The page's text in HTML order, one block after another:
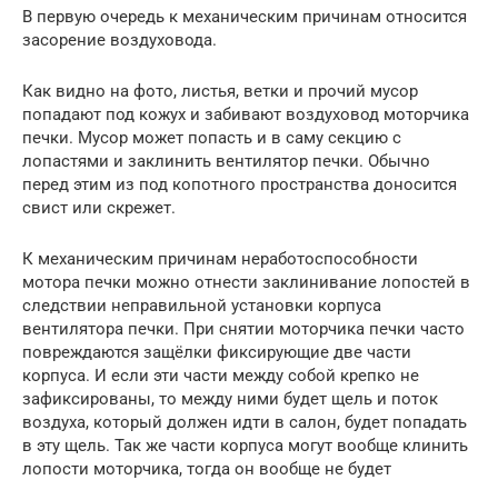
В первую очередь к механическим причинам относится
засорение воздуховода.
Как видно на фото, листья, ветки и прочий мусор
попадают под кожух и забивают воздуховод моторчика
печки. Мусор может попасть и в саму секцию с
лопастями и заклинить вентилятор печки. Обычно
перед этим из под копотного пространства доносится
свист или скрежет.
К механическим причинам неработоспособности
мотора печки можно отнести заклинивание лопостей в
следствии неправильной установки корпуса
вентилятора печки. При снятии моторчика печки часто
повреждаются защёлки фиксирующие две части
корпуса. И если эти части между собой крепко не
зафиксированы, то между ними будет щель и поток
воздуха, который должен идти в салон, будет попадать
в эту щель. Так же части корпуса могут вообще клинить
лопости моторчика, тогда он вообще не будет